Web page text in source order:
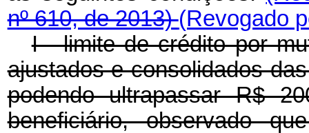
nº 610, de 2013)(Revogado
I - limite de crédito por
ajustados e consolidados
podendo ultrapassar R$
beneficiário, observado